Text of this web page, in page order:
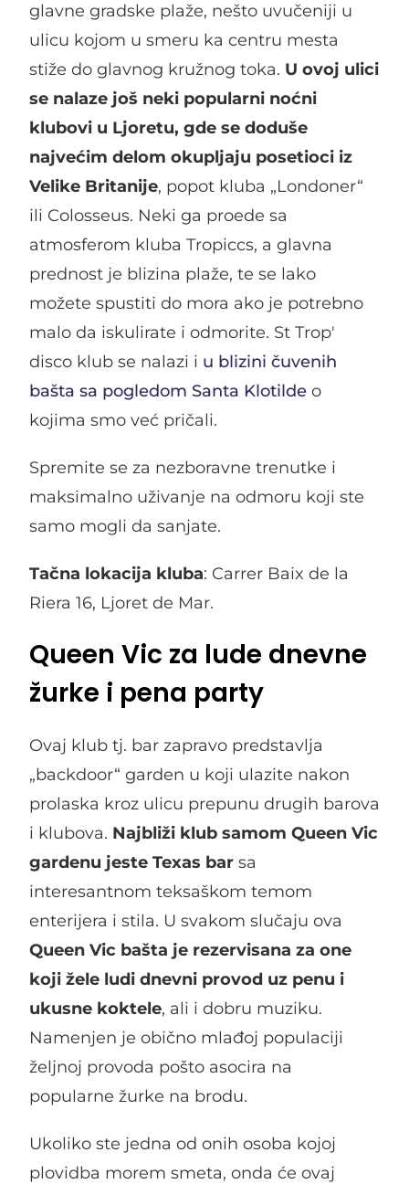
glavne gradske plaže, nešto uvučeniji u
ulicu kojom u smeru ka centru mesta
stiže do glavnog kružnog toka. U ovoj ulici
se nalaze još neki popularni noćni
klubovi u Ljoretu, gde se doduše
najvećim delom okupljaju posetioci iz
Velike Britanije, popot kluba „Londoner“
ili Colosseus. Neki ga proede sa
atmosferom kluba Tropiccs, a glavna
prednost je blizina plaže, te se lako
možete spustiti do mora ako je potrebno
malo da iskulirate i odmorite. St Trop'
disco klub se nalazi i u blizini čuvenih
bašta sa pogledom Santa Klotilde o
kojima smo već pričali.
Spremite se za nezboravne trenutke i
maksimalno uživanje na odmoru koji ste
samo mogli da sanjate.
Tačna lokacija kluba: Carrer Baix de la
Riera 16, Ljoret de Mar.
Queen Vic za lude dnevne
žurke i pena party
Ovaj klub tj. bar zapravo predstavlja
„backdoor“ garden u koji ulazite nakon
prolaska kroz ulicu prepunu drugih barova
i klubova. Najbliži klub samom Queen Vic
gardenu jeste Texas bar sa
interesantnom teksaškom temom
enterijera i stila. U svakom slučaju ova
Queen Vic bašta je rezervisana za one
koji žele ludi dnevni provod uz penu i
ukusne koktele, ali i dobru muziku.
Namenjen je obično mlađoj populaciji
željnoj provoda pošto asocira na
popularne žurke na brodu.
Ukoliko ste jedna od onih osoba kojoj
plovidba morem smeta, onda će ovaj